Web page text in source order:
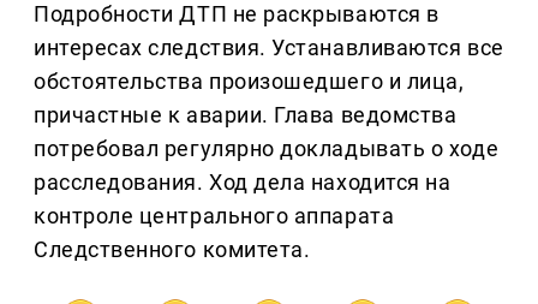
Подробности ДТП не раскрываются в
интересах следствия. Устанавливаются все
обстоятельства произошедшего и лица,
причастные к аварии. Глава ведомства
потребовал регулярно докладывать о ходе
расследования. Ход дела находится на
контроле центрального аппарата
Следственного комитета.